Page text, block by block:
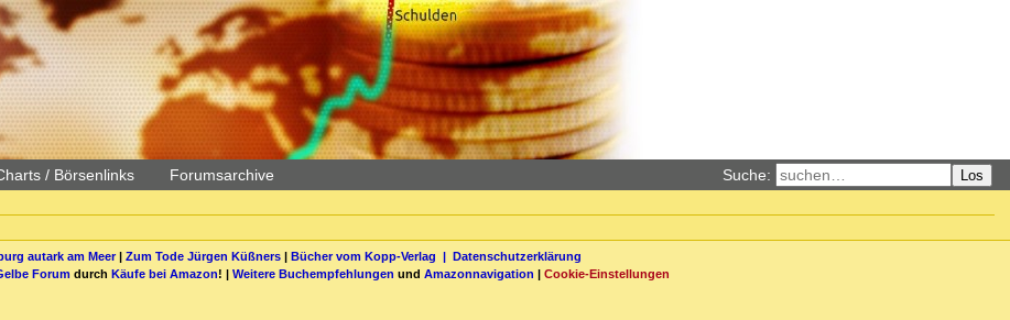
/ Börsenlinks Forumsarchive Suche: Los
autark am Meer| Zum Tode Jürgen Küßners| Bücher vom Kopp-Verlag | Datenschutzerklärung
Forum durch Käufe bei Amazon! | Weitere Buchempfehlungen und Amazonnavigation | Cookie-Einstellungen